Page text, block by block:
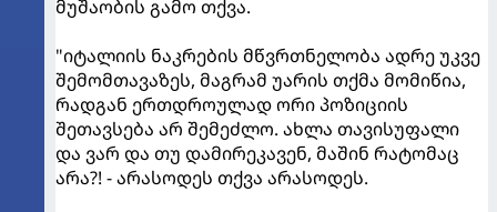
მუშაობის გამო თქვა.
"იტალიის ნაკრების მწვრთნელობა ადრე უკვე
შემომთავაზეს, მაგრამ უარის თქმა მომიწია,
რადგან ერთდროულად ორი პოზიციის
შეთავსება არ შემეძლო. ახლა თავისუფალი
და ვარ და თუ დამირეკავენ, მაშინ რატომაც
არა?! - არასოდეს თქვა არასოდეს.